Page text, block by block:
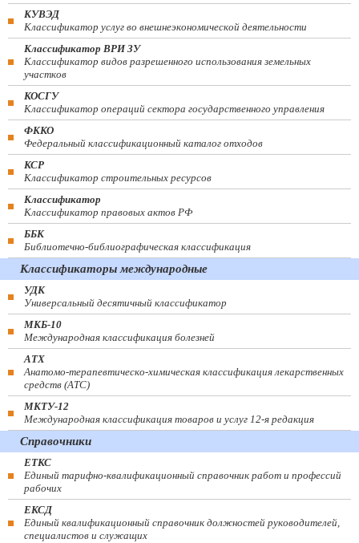
КУВЭД
Классификатор услуг во внешнеэкономической деятельности
Классификатор ВРИ ЗУ
Классификатор видов разрешенного использования земельных
участков
КОСГУ
Классификатор операций сектора государственного управления
ФККО
Федеральный классификационный каталог отходов
КСР
Классификатор строительных ресурсов
Классификатор
Классификатор правовых актов РФ
ББК
Библиотечно-библиографическая классификация
Классификаторы международные
УДК
Универсальный десятичный классификатор
МКБ-10
Международная классификация болезней
АТХ
Анатомо-терапевтическо-химическая классификация лекарственных
средств (ATC)
МКТУ-12
Международная классификация товаров и услуг 12-я редакция
Справочники
ЕТКС
Единый тарифно-квалификационный справочник работ и профессий
рабочих
ЕКСД
Единый квалификационный справочник должностей руководителей,
специалистов и служащих